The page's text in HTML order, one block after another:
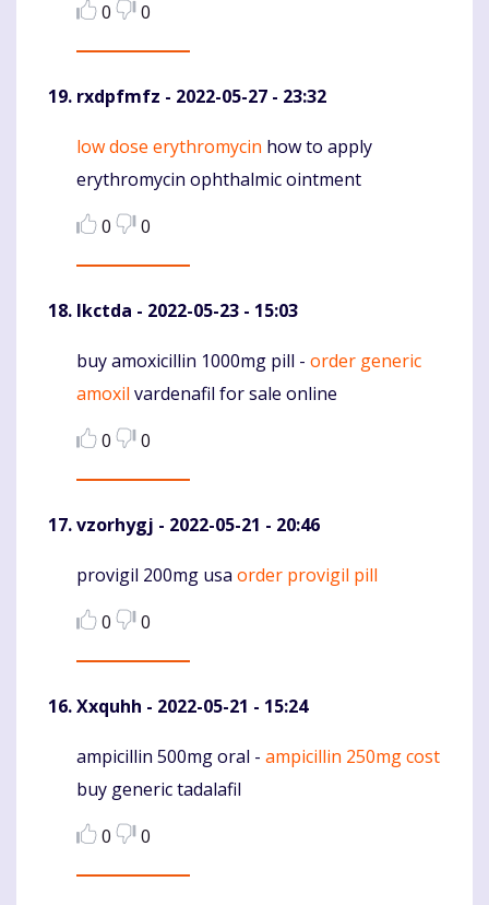
0
0
rxdpfmfz - 2022-05-27 - 23:32
Komentaras
low dose erythromycin how to apply
erythromycin ophthalmic ointment
0
0
Ikctda - 2022-05-23 - 15:03
Komentaras
buy amoxicillin 1000mg pill - order generic
amoxil vardenafil for sale online
0
0
vzorhygj - 2022-05-21 - 20:46
Komentaras
provigil 200mg usa order provigil pill
0
0
Xxquhh - 2022-05-21 - 15:24
Komentaras
ampicillin 500mg oral - ampicillin 250mg cost
buy generic tadalafil
0
0